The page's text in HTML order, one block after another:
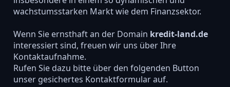
wachstumsstarken Markt wie dem Finanzsektor.
Wenn Sie ernsthaft an der Domain kredit-land.de
interessiert sind, freuen wir uns über Ihre
Kontaktaufnahme.
Rufen Sie dazu bitte über den folgenden Button
unser gesichertes Kontaktformular auf.